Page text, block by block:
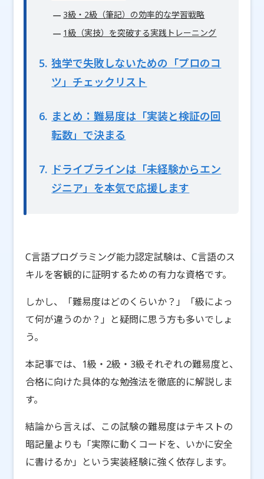
3級・2級（筆記）の効率的な学習戦略
1級（実技）を突破する実践トレーニング
5 独学で失敗しないための「プロのコ
ツ」チェックリスト
6 まとめ：難易度は「実装と検証の回
転数」で決まる
7
ドライブラインは「未経験からエン
ジニア」を本気で応援します
C言語プログラミング能力認定試験は、C言語のス
キルを客観的に証明するための有力な資格です。
しかし、「難易度はどのくらいか？」「級によっ
て何が違うのか？」と疑問に思う方も多いでしょ
う。
本記事では、1級・2級・3級それぞれの難易度と、
合格に向けた具体的な勉強法を徹底的に解説しま
す。
結論から言えば、この試験の難易度はテキストの
暗記量よりも「実際に動くコードを、いかに安全
に書けるか」という実装経験に強く依存します。